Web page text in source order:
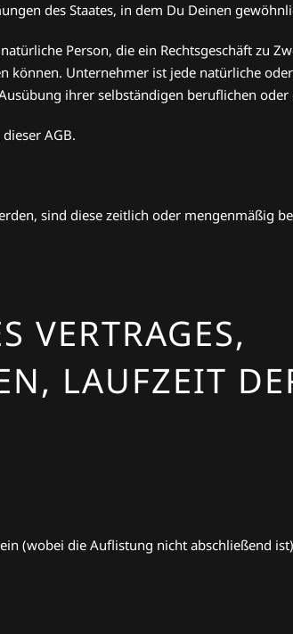
des Staates, in dem Du Deinen
Person, die ein Rechtsgeschäft zu
können. Unternehmer ist jede natürliche
ihrer selbständigen beruflichen
AGB.
sind diese zeitlich oder mengenmäßig
VERTRAGES,
LAUFZEIT
(wobei die Auflistung nicht abschließend